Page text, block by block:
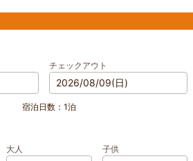
チェックアウト
宿泊日数：1泊
大人
子供